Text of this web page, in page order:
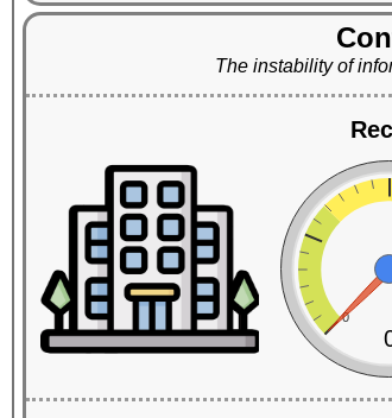
The instability of
0